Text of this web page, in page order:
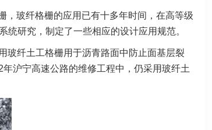
，玻纤格栅的应用已有十多年时间，在高等级
研究，制定了一些相应的设计应用规范。
玻纤土工格栅用于沥青路面中防止面基层裂
沪宁高速公路的维修工程中，仍采用玻纤土